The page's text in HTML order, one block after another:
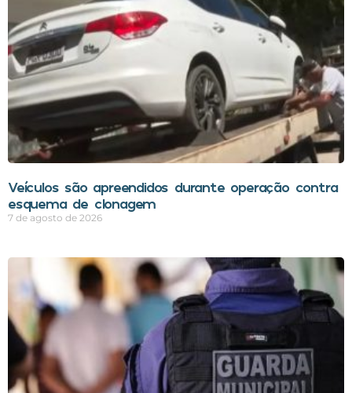
Veículos são apreendidos durante operação contra
esquema de clonagem
7 de agosto de 2026